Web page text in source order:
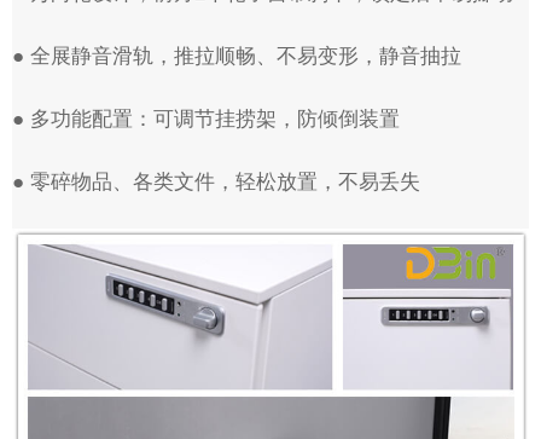
● 全展静音滑轨，推拉顺畅、不易变形，静音抽拉
● 多功能配置：可调节挂捞架，防倾倒装置
● 零碎物品、各类文件，轻松放置，不易丢失